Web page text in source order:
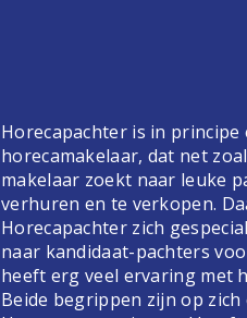
Horecapachter is in principe
horecamakelaar, dat net
makelaar zoekt naar leuke
verhuren en te verkopen.
Horecapachter zich
naar kandidaat-pachters
heeft erg veel ervaring met
Beide begrippen zijn op zich